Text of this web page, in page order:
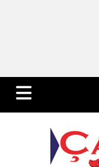
Teknoloji